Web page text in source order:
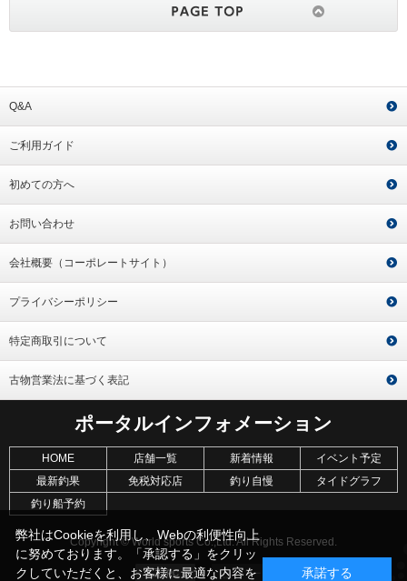
Q&A
ご利用ガイド
初めての方へ
お問い合わせ
会社概要（コーポレートサイト）
プライバシーポリシー
特定商取引について
古物営業法に基づく表記
ポータルインフォメーション
HOME 店舗一覧 新着情報
イベント予定
最新釣果
免税対応店 釣り自慢
タイドグラフ
釣り船予約
Copyright © World sports Co.,Ltd. All Rights Reserved.
弊社はCookieを利用し、Webの利便性向上
に努めております。「承認する」をクリッ
クしていただくと、お客様に最適な内容を
承諾する